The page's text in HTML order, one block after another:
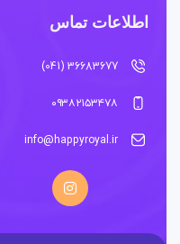
اطلاعات تماس
36683677 (041)
۰۹۳۸۲۱۵۳۴۷۸
info@happyroyal.ir